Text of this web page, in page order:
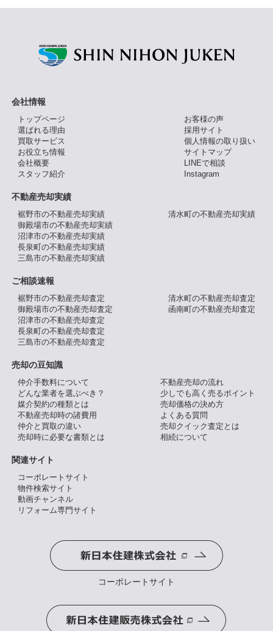
会社情報
トップページ
選ばれる理由
買取サービス
お役立ち情報
会社概要
スタッフ紹介
お客様の声
採用サイト
個人情報の取り扱い
サイトマップ
LINEで相談
Instagram
不動産売却実績
裾野市の不動産売却実績
御殿場市の不動産売却実績
沼津市の不動産売却実績
長泉町の不動産売却実績
三島市の不動産売却実績
清水町の不動産売却実績
ご相談速報
裾野市の不動産売却査定
御殿場市の不動産売却査定
沼津市の不動産売却査定
長泉町の不動産売却査定
三島市の不動産売却査定
清水町の不動産売却査定
函南町の不動産売却査定
売却の豆知識
仲介手数料について
どんな業者を選ぶべき？
媒介契約の種類とは
不動産売却時の諸費用
仲介と買取の違い
売却時に必要な書類とは
不動産売却の流れ
少しでも高く売るポイント
売却価格の決め方
よくある質問
売却クイック査定とは
相続について
関連サイト
コーポレートサイト
物件検索サイト
動画チャンネル
リフォーム専門サイト
コーポレートサイト